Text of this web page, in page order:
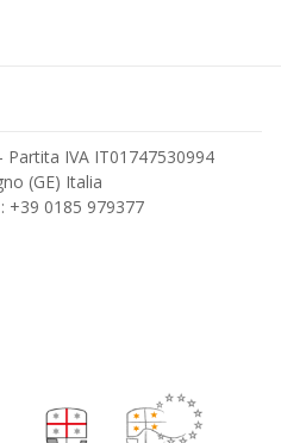
Partita IVA IT01747530994
(GE) Italia
+39 0185 979377